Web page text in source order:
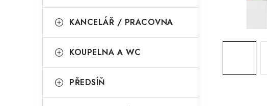
n
n
p
i
KANCELÁŘ / PRACOVNA
KOUPELNA A WC
PŘEDSÍŇ